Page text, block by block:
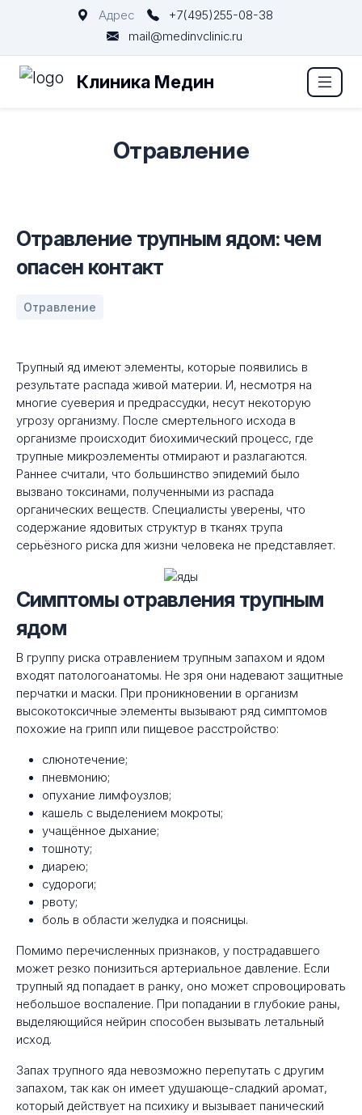
Адрес
+7(495)255-08-38
mail@medinvclinic.ru
Клиника Медин
Отравление
Отравление трупным ядом: чем
опасен контакт
Отравление
Трупный яд имеют элементы, которые появились в
результате распада живой материи. И, несмотря на
многие суеверия и предрассудки, несут некоторую
угрозу организму. После смертельного исхода в
организме происходит биохимический процесс, где
трупные микроэлементы отмирают и разлагаются.
Раннее считали, что большинство эпидемий было
вызвано токсинами, полученными из распада
органических веществ. Специалисты уверены, что
содержание ядовитых структур в тканях трупа
серьёзного риска для жизни человека не представляет.
Симптомы отравления трупным
ядом
В группу риска отравлением трупным запахом и ядом
входят патологоанатомы. Не зря они надевают защитные
перчатки и маски. При проникновении в организм
высокотоксичные элементы вызывают ряд симптомов
похожие на грипп или пищевое расстройство:
слюнотечение;
пневмонию;
опухание лимфоузлов;
кашель с выделением мокроты;
учащённое дыхание;
тошноту;
диарею;
судороги;
рвоту;
боль в области желудка и поясницы.
Помимо перечисленных признаков, у пострадавшего
может резко понизиться артериальное давление. Если
трупный яд попадает в ранку, оно может спровоцировать
небольшое воспаление. При попадании в глубокие раны,
выделяющийся нейрин способен вызывать летальный
исход.
Запах трупного яда невозможно перепутать с другим
запахом, так как он имеет удушающе-сладкий аромат,
который действует на психику и вызывает панический